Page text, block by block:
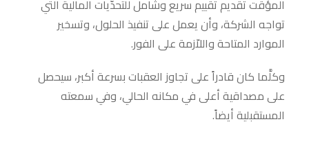
المؤقت تقديم تقييم سريع وشامل للتحدّيات المالية التي
تواجه الشركة، وأن يعمل على تنفيذ الحلول، وتسخير
الموارد المتاحة واللاّزمة على الفور.
وكلَّما كان قادراً على تجاوز العقبات بسرعة أكبر، سيحصل
على مصداقية أعلى في مكانه الحالي، وفي سمعته
المستقبلية أيضاً.